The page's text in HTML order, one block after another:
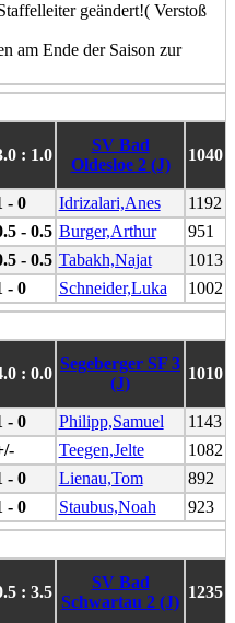
geändert!( Verstoß
am Ende der Saison zur
: 1.0
SV Bad
Oldesloe 2 (J)
1040
- 0 Idrizalari,Anes
1192
- 0.5 Burger,Arthur
951
- 0.5 Tabakh,Najat
1013
- 0 Schneider,Luka 1002
: 0.0
Segeberger SF 3
(J)
1010
- 0 Philipp,Samuel
1143
Teegen,Jelte
1082
- 0 Lienau,Tom
892
- 0 Staubus,Noah 923
: 3.5
SV Bad
Schwartau 2 (J)
1235